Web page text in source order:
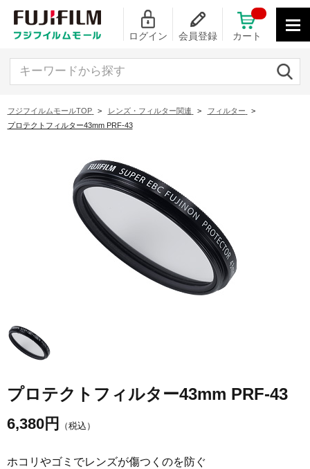
ログイン 会員登録
フジフイルムモールTOP > レンズ・フィルター関連 > フィルター
>
プロテクトフィルター43mm PRF-43
プロテクトフィルター43mm PRF-43
6,380円 （税込）
ホコリやゴミでレンズが傷つくのを防ぐ